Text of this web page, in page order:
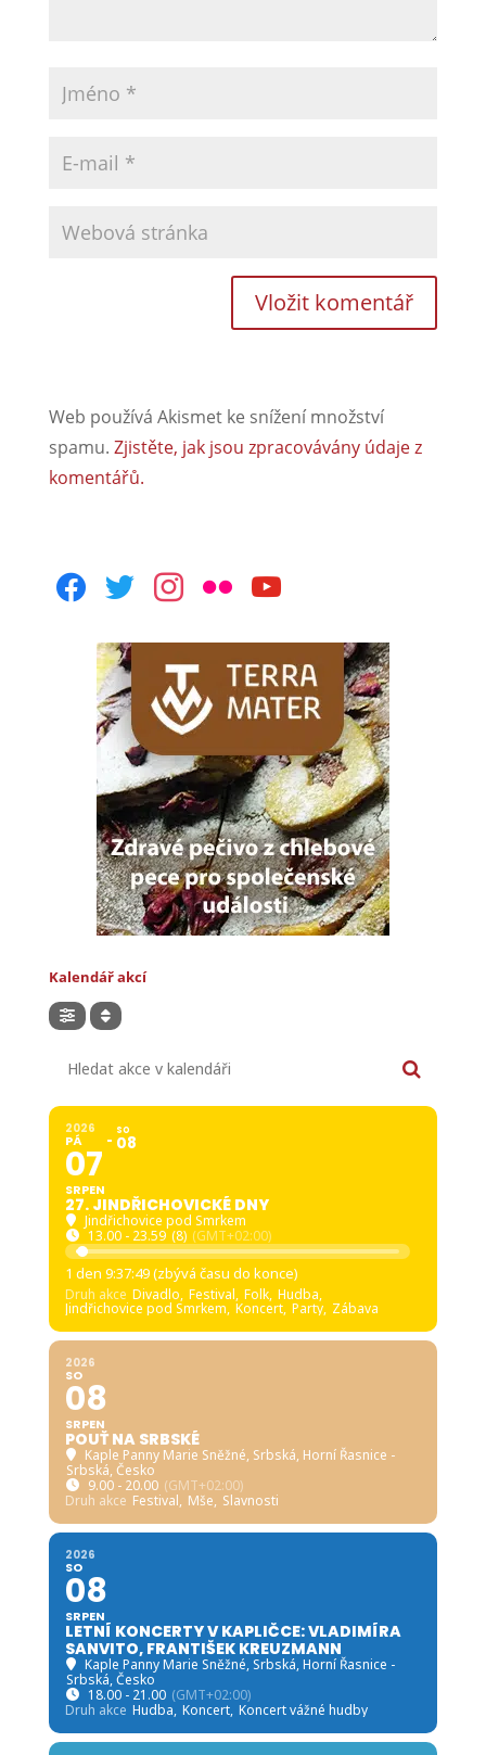
Web používá Akismet ke snížení množství
spamu. Zjistěte, jak jsou zpracovávány údaje z
komentářů.
facebooktwitterinstagram
flickr youtube
Kalendář akcí
2026
PÁ
07
SRPEN
SO
08
27. JINDŘICHOVICKÉ DNY
Jindřichovice pod Smrkem
13.00 - 23.59 (8) (GMT+02:00)
1 den 9:37:48 (zbývá času do konce)
Druh akce Divadlo, Festival, Folk, Hudba,
Jindřichovice pod Smrkem, Koncert, Party, Zábava
2026
SO
08
SRPEN
POUŤ NA SRBSKÉ
Kaple Panny Marie Sněžné, Srbská, Horní Řasnice -
Srbská, Česko
9.00 - 20.00 (GMT+02:00)
Druh akce Festival, Mše, Slavnosti
2026
SO
08
SRPEN
LETNÍ KONCERTY V KAPLIČCE: VLADIMÍRA
SANVITO, FRANTIŠEK KREUZMANN
Kaple Panny Marie Sněžné, Srbská, Horní Řasnice -
Srbská, Česko
18.00 - 21.00 (GMT+02:00)
Druh akce Hudba, Koncert, Koncert vážné hudby